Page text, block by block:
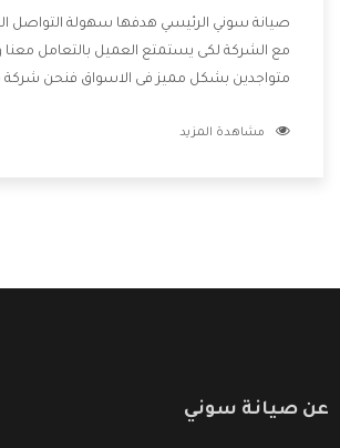
صيانة سوني الرئيسي هدفها سهولة التواصل
مع الشركة لكى يستمتع العميل بالتعامل معنا
متواجدين بشكل مميز فى الاسواق فنحن شركة
الشركة بها والتى تكون منها خدمة الصيانة التى
مشاهدة المزيد
عن صيانة سوني